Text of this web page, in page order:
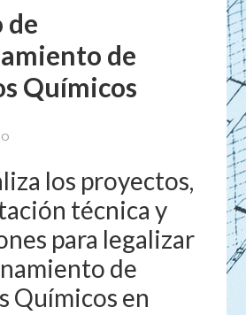
de
de
Químicos
los proyectos,
técnica y
para legalizar
de
Químicos en